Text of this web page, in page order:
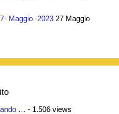
Maggio -2023 27 Maggio
… - 1.506 views